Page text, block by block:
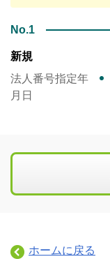
No.1
新規
法人番号指定年
月日
ホームに戻る